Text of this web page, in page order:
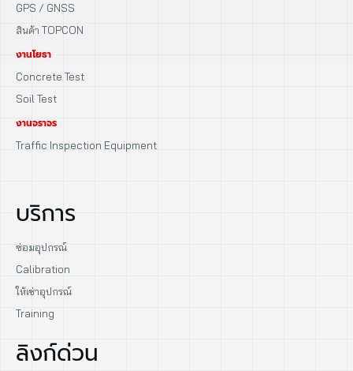
GPS / GNSS
สินค้า TOPCON
งานโยธา
Concrete Test
Soil Test
งานจราจร
Traffic Inspection Equipment
บริการ
ซ่อมอุปกรณ์
Calibration
ให้เช่าอุปกรณ์
Training
ลิงก์ด่วน